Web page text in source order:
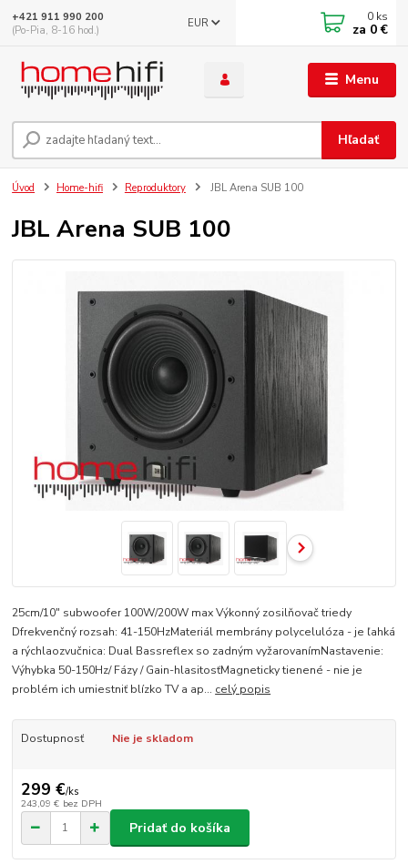
Menu
EUR
Hľadať
+421 911 990 200
(Po-Pia, 8-16 hod.)
0 ks
za 0 €
Úvod Home-hifi Reproduktory JBL Arena SUB 100
JBL Arena SUB 100
25cm/10" subwoofer 100W/200W max Výkonný zosilňovač triedy
Dfrekvenčný rozsah: 41-150HzMateriál membrány polycelulóza - je ľahká
a rýchlaozvučnica: Dual Bassreflex so zadným vyžarovanímNastavenie:
Výhybka 50-150Hz/ Fázy / Gain-hlasitosťMagneticky tienené - nie je
problém ich umiestniť blízko TV a ap... celý popis
Dostupnosť Nie je skladom
299 €/ks
243,09 € bez DPH
Pridať do košíka